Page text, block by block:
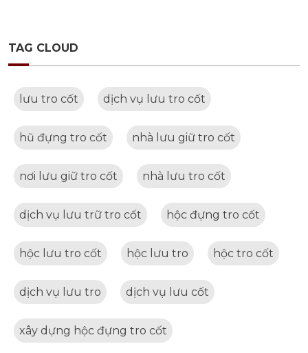
TAG CLOUD
lưu tro cốt dịch vụ lưu tro cốt
hũ đựng tro cốt nhà lưu giữ tro cốt
nơi lưu giữ tro cốt nhà lưu tro cốt
dịch vụ lưu trữ tro cốt hộc đựng tro cốt
hộc lưu tro cốt hộc lưu tro hộc tro cốt
dịch vụ lưu tro dịch vụ lưu cốt
xây dựng hộc đựng tro cốt